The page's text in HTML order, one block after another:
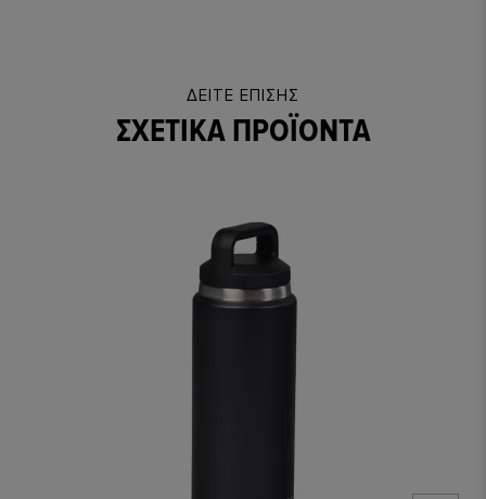
ΔΕΊΤΕ ΕΠΊΣΗΣ
ΣΧΕΤΙΚΆ ΠΡΟΪΌΝΤΑ